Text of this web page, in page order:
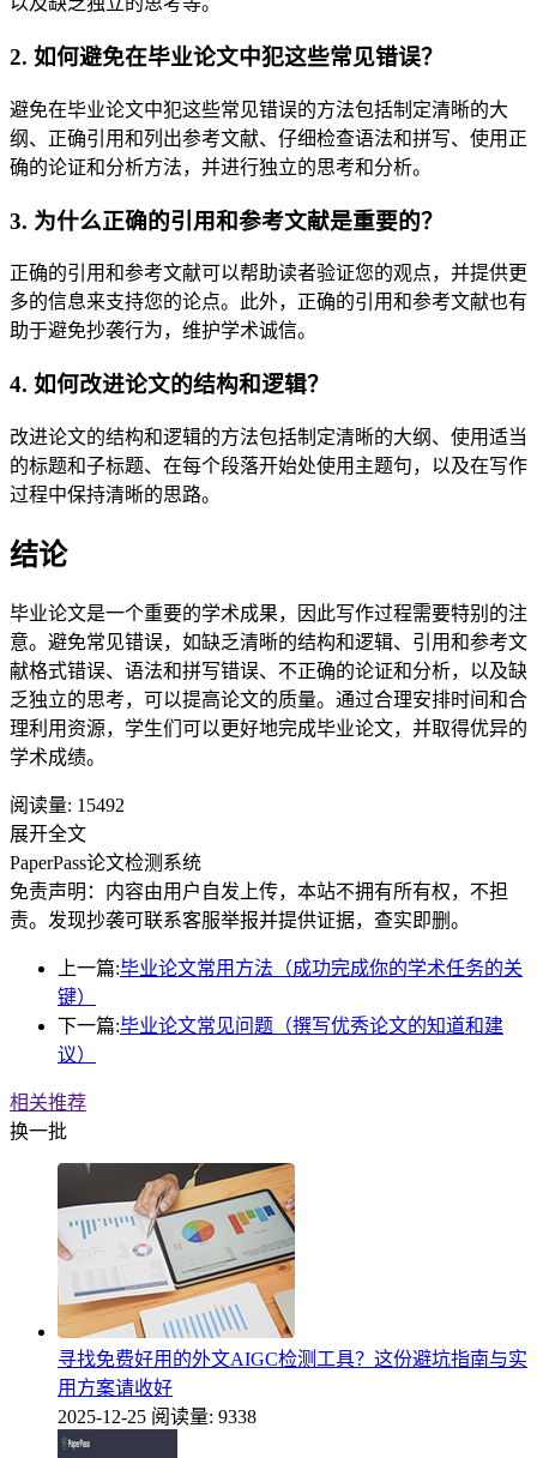
2. 如何避免在毕业论文中犯这些常见错误？
避免在毕业论文中犯这些常见错误的方法包括制定清晰的大
纲、正确引用和列出参考文献、仔细检查语法和拼写、使用正
确的论证和分析方法，并进行独立的思考和分析。
3. 为什么正确的引用和参考文献是重要的？
正确的引用和参考文献可以帮助读者验证您的观点，并提供更
多的信息来支持您的论点。此外，正确的引用和参考文献也有
助于避免抄袭行为，维护学术诚信。
4. 如何改进论文的结构和逻辑？
改进论文的结构和逻辑的方法包括制定清晰的大纲、使用适当
的标题和子标题、在每个段落开始处使用主题句，以及在写作
过程中保持清晰的思路。
结论
毕业论文是一个重要的学术成果，因此写作过程需要特别的注
意。避免常见错误，如缺乏清晰的结构和逻辑、引用和参考文
献格式错误、语法和拼写错误、不正确的论证和分析，以及缺
乏独立的思考，可以提高论文的质量。通过合理安排时间和合
理利用资源，学生们可以更好地完成毕业论文，并取得优异的
学术成绩。
阅读量: 15492
展开全文
PaperPass论文检测系统
免责声明：内容由用户自发上传，本站不拥有所有权，不担
责。发现抄袭可联系客服举报并提供证据，查实即删。
上一篇:毕业论文常用方法（成功完成你的学术任务的关
键）
下一篇:毕业论文常见问题（撰写优秀论文的知道和建
议）
相关推荐
换一批
寻找免费好用的外文AIGC检测工具？这份避坑指南与实
用方案请收好
2025-12-25 阅读量: 9338